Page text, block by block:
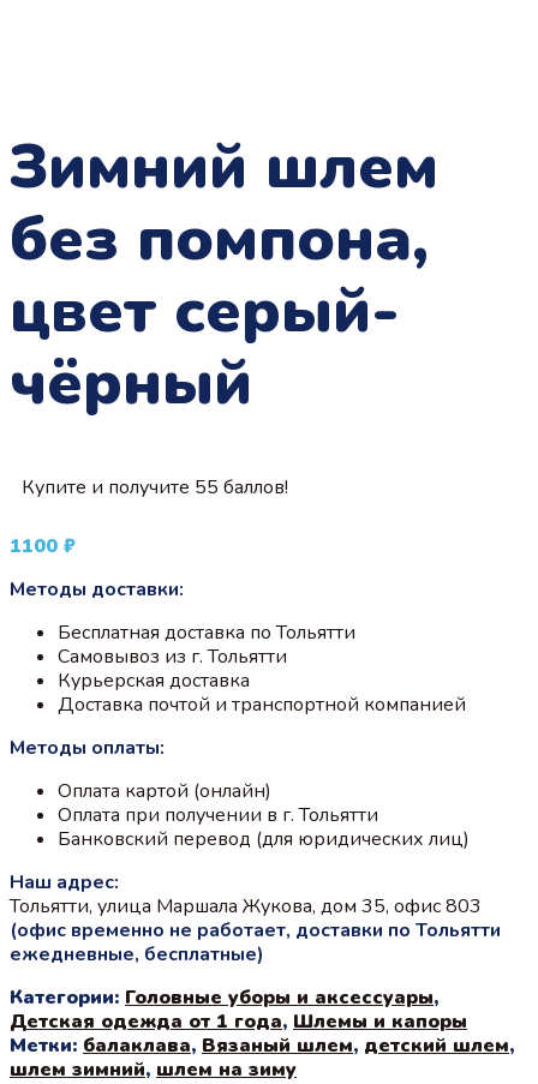
Зимний шлем
без помпона,
цвет серый-
чёрный
Купите и получите 55 баллов!
1100 ₽
Методы доставки:
Бесплатная доставка по Тольятти
Самовывоз из г. Тольятти
Курьерская доставка
Доставка почтой и транспортной компанией
Методы оплаты:
Оплата картой (онлайн)
Оплата при получении в г. Тольятти
Банковский перевод (для юридических лиц)
Наш адрес:
Тольятти, улица Маршала Жукова, дом 35, офис 803
(офис временно не работает, доставки по Тольятти
ежедневные, бесплатные)
Категории: Головные уборы и аксессуары,
Детская одежда от 1 года, Шлемы и капоры
Метки: балаклава, Вязаный шлем, детский шлем,
шлем зимний, шлем на зиму